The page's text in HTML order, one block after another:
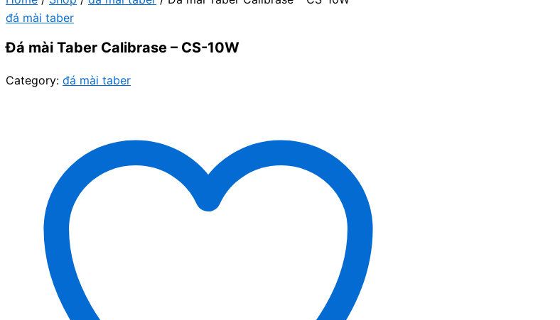
đá mài taber
Đá mài Taber Calibrase – CS-10W
Category: đá mài taber